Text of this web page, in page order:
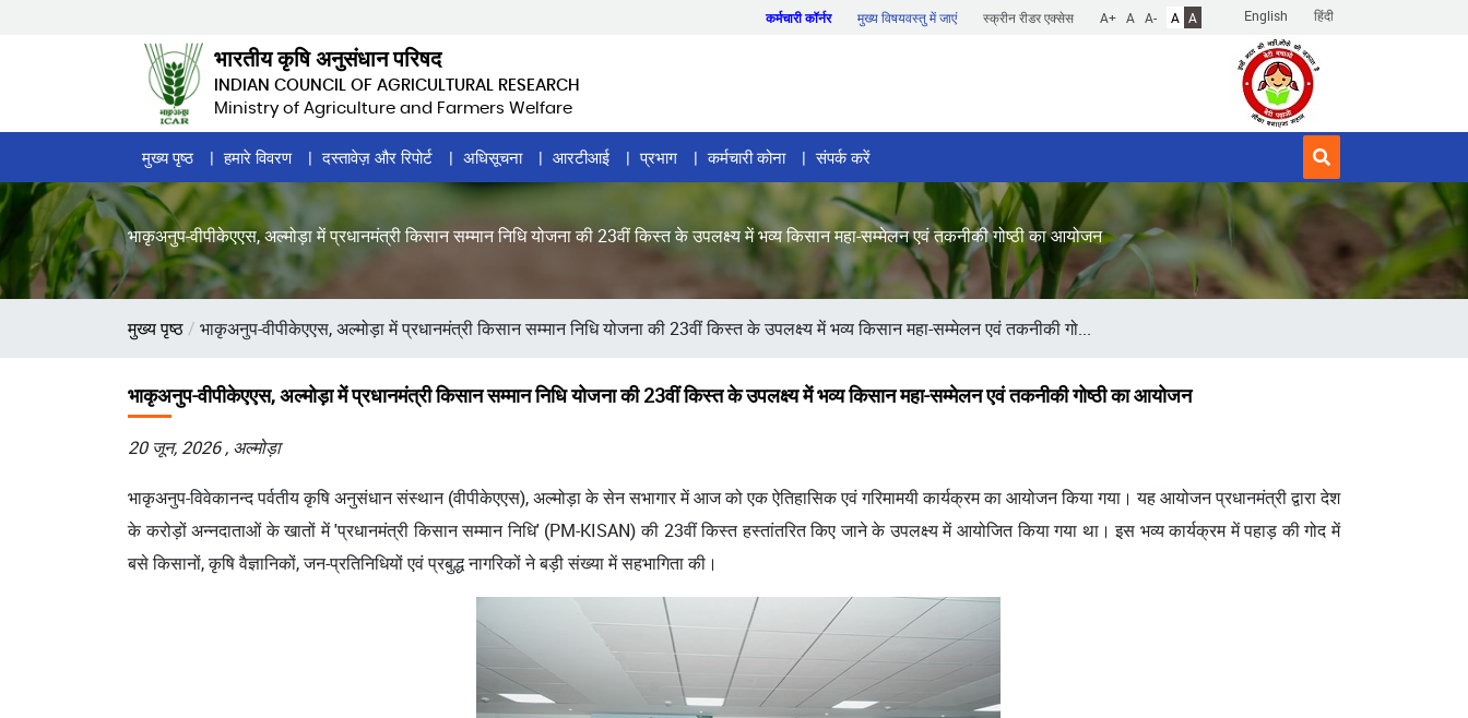
English हिंदी
कर्मचारी कॉर्नर मुख्य विषयवस्तु में जाएं स्क्रीन रीडर एक्सेस A+ A A- A A
भारतीय कृषि अनुसंधान परिषद
INDIAN COUNCIL OF AGRICULTURAL RESEARCH
Ministry of Agriculture and Farmers Welfare
Home
Page
Menu
मुख्य पृष्ठ हमारे विवरण दस्तावेज़ और रिपोर्ट अधिसूचना आरटीआई प्रभाग कर्मचारी कोना संपर्क करें
भाकृअनुप-वीपीकेएएस, अल्मोड़ा में प्रधानमंत्री किसान सम्मान निधि योजना की 23वीं किस्त के उपलक्ष्य में भव्य किसान महा-सम्मेलन एवं तकनीकी गोष्ठी का आयोजन
पग
मुख्य पृष्ठ भाकृअनुप-वीपीकेएएस, अल्मोड़ा में प्रधानमंत्री किसान सम्मान निधि योजना की 23वीं किस्त के उपलक्ष्य में भव्य किसान महा-सम्मेलन एवं तकनीकी गो...
भाकृअनुप-वीपीकेएएस, अल्मोड़ा में प्रधानमंत्री किसान सम्मान निधि योजना की 23वीं किस्त के उपलक्ष्य में भव्य किसान महा-सम्मेलन एवं तकनीकी गोष्ठी का आयोजन
20 जून, 2026 , अल्मोड़ा
भाकृअनुप-विवेकानन्‍द पर्वतीय कृषि अनुसंधान संस्‍थान (वीपीकेएएस), अल्मोड़ा के सेन सभागार में आज को एक ऐतिहासिक एवं गरिमामयी कार्यक्रम का आयोजन किया गया। यह आयोजन प्रधानमंत्री द्वारा देश
के करोड़ों अन्नदाताओं के खातों में 'प्रधानमंत्री किसान सम्मान निधि' (PM-KISAN) की 23वीं किस्त हस्तांतरित किए जाने के उपलक्ष्य में आयोजित किया गया था। इस भव्य कार्यक्रम में पहाड़ की गोद में
बसे किसानों, कृषि वैज्ञानिकों, जन-प्रतिनिधियों एवं प्रबुद्ध नागरिकों ने बड़ी संख्या में सहभागिता की।